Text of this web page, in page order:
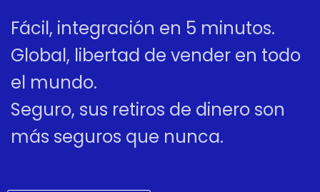
Fácil, integración en 5 minutos.
Global, libertad de vender en todo
el mundo.
Seguro, sus retiros de dinero son
más seguros que nunca.